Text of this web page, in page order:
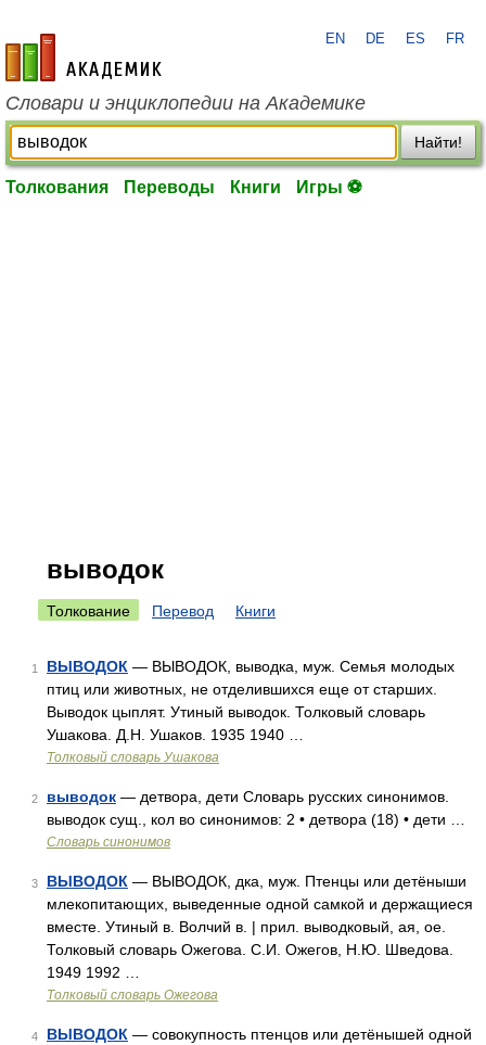
academic.ru
EN DE ES FR
Словари и энциклопедии на Академике
Найти!
Толкования Переводы Книги Игры ⚽
выводок
Толкование Перевод Книги
1 ВЫВОДОК — ВЫВОДОК, выводка, муж. Семья молодых
птиц или животных, не отделившихся еще от старших.
Выводок цыплят. Утиный выводок. Толковый словарь
Ушакова. Д.Н. Ушаков. 1935 1940 …
Толковый словарь Ушакова
2 выводок — детвора, дети Словарь русских синонимов.
выводок сущ., кол во синонимов: 2 • детвора (18) • дети …
Словарь синонимов
3 ВЫВОДОК — ВЫВОДОК, дка, муж. Птенцы или детёныши
млекопитающих, выведенные одной самкой и держащиеся
вместе. Утиный в. Волчий в. | прил. выводковый, ая, ое.
Толковый словарь Ожегова. С.И. Ожегов, Н.Ю. Шведова.
1949 1992 …
Толковый словарь Ожегова
4 ВЫВОДОК — совокупность птенцов или детёнышей одной